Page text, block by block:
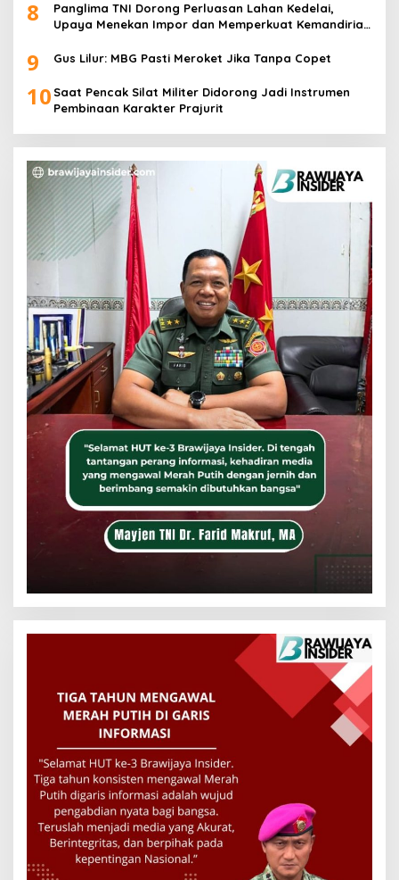
8
Panglima TNI Dorong Perluasan Lahan Kedelai,
Upaya Menekan Impor dan Memperkuat Kemandirian
9 Gus Lilur: MBG Pasti Meroket Jika Tanpa Copet
10 Saat Pencak Silat Militer Didorong Jadi Instrumen
Pembinaan Karakter Prajurit